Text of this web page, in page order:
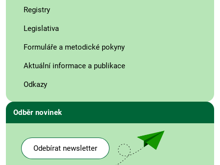
Registry
Legislativa
Formuláře a metodické pokyny
Aktuální informace a publikace
Odkazy
Odběr novinek
Odebírat newsletter